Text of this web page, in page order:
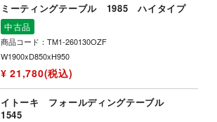
ミーティングテーブル 1985 ハイタイプ
中古品
商品コード：TM1-260130OZF
W1900xD850xH950
¥ 21,780(税込)
イトーキ フォールディングテーブル
1545